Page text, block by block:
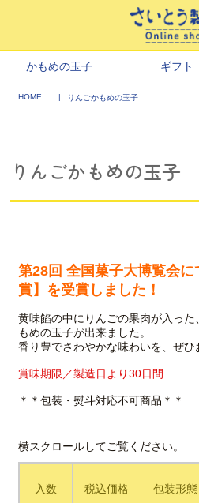
かもめの玉子 ギフト
HOME りんごかもめの玉子
りんごかもめの玉子
第28回 全国菓子大博覧会
賞】を受賞しました！
黄味餡の中にりんごの果肉が入っ
もめの玉子が出来ました。
香り豊でさわやかな味わいを、ぜひ
賞味期限／製造日より30日間
＊＊包装・熨斗対応不可商品＊＊
入数 税込価格 包装形態